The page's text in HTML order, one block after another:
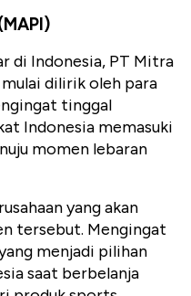
di Indonesia, PT Mitra
dilirik oleh para
tinggal
Indonesia memasuki
momen lebaran
yang akan
tersebut. Mengingat
menjadi pilihan
saat berbelanja